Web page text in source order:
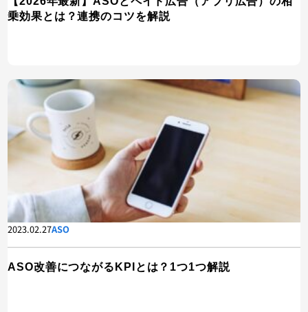
乗効果とは？連携のコツを解説
2023.02.27ASO
ASO改善につながるKPIとは？1つ1つ解説